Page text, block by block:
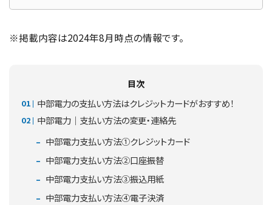
※掲載内容は2024年8月時点の情報です。
目次
中部電力の支払い方法はクレジットカードがおすすめ！
中部電力｜支払い方法の変更・連絡先
中部電力支払い方法①クレジットカード
中部電力支払い方法②口座振替
中部電力支払い方法③振込用紙
中部電力支払い方法④電子決済